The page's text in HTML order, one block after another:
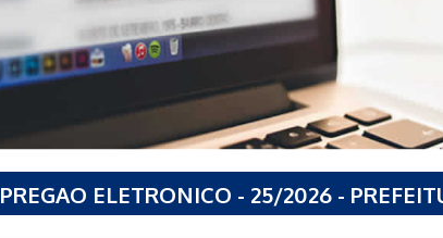
PREGAO ELETRONICO - 25/2026 -